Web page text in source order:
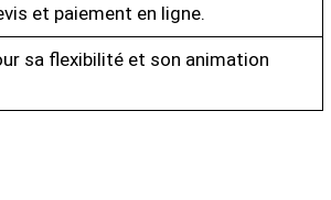
et paiement en ligne.
sa flexibilité et son animation